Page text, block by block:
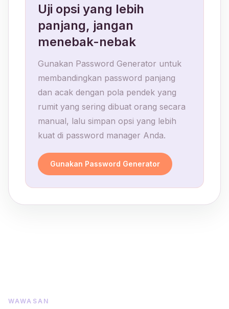
Uji opsi yang lebih
panjang, jangan
menebak-nebak
Gunakan Password Generator untuk
membandingkan password panjang
dan acak dengan pola pendek yang
rumit yang sering dibuat orang secara
manual, lalu simpan opsi yang lebih
kuat di password manager Anda.
Gunakan Password Generator
WAWASAN